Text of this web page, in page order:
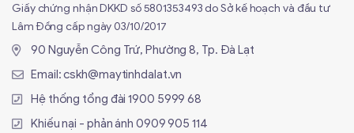
Giấy chứng nhận DKKD số 5801353493 do Sở kế hoạch và đầu tư
Lâm Đồng cấp ngày 03/10/2017
90 Nguyễn Công Trứ, Phường 8, Tp. Đà Lạt
Email:cskh@maytinhdalat.vn
Hệ thống tổng đài1900 5999 68
Khiếu nại - phản ánh 0909 905 114